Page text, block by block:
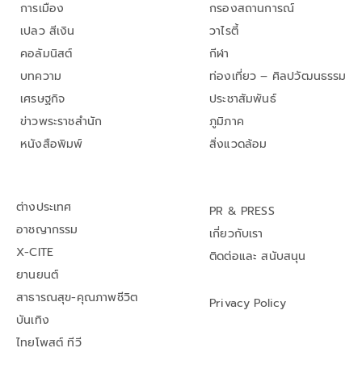
การเมือง
เปลว สีเงิน
คอลัมนิสต์
บทความ
เศรษฐกิจ
ข่าวพระราชสำนัก
หนังสือพิมพ์
กรองสถานการณ์
วาไรตี้
กีฬา
ท่องเที่ยว – ศิลปวัฒนธรรม
ประชาสัมพันธ์
ภูมิภาค
สิ่งแวดล้อม
ต่างประเทศ
อาชญากรรม
X-CITE
ยานยนต์
สาธารณสุข-คุณภาพชีวิต
บันเทิง
ไทยโพสต์ ทีวี
PR & PRESS
เกี่ยวกับเรา
ติดต่อและ สนับสนุน
Privacy Policy